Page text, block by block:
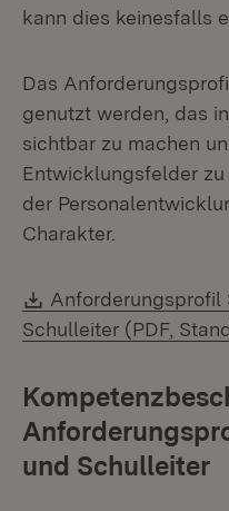
kann dies keinesfalls
Das
genutzt werden, das
sichtbar zu machen
Entwicklungsfelder
der
Charakter.
Download:
Anforderungsprofil
Schulleiter (PDF,
und Schulleiter